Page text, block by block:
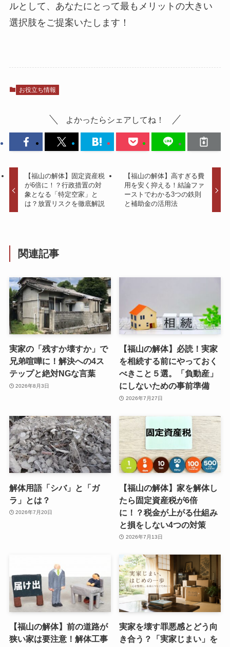
ルとして、あなたにとって最もメリットの大きい
選択肢をご提案いたします！
お役立ち情報
よかったらシェアしてね！
【福山の解体】固定資産税
が6倍に！？行政措置の対
象となる「特定空家」と
は？放置リスクを徹底解説
【福山の解体】高すぎる費
用を安く抑える！結論ファ
ーストでわかる3つの鉄則
と補助金の活用法
関連記事
実家の「残すか壊すか」で
兄弟喧嘩に！解決への4ス
テップと絶対NGな言葉
2026年8月3日
【福山の解体】必読！実家
を相続する前にやっておく
べきこと５選。「負動産」
にしないための事前準備
2026年7月27日
解体用語「シバ」と「ガ
ラ」とは？
2026年7月20日
【福山の解体】家を解体し
たら固定資産税が6倍
に！？税金が上がる仕組み
と損をしない4つの対策
2026年7月13日
【福山の解体】前の道路が
狭い家は要注意！解体工事
実家を壊す罪悪感とどう向
き合う？「実家じまい」を